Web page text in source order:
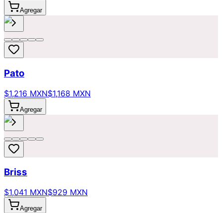
Agregar
Pato
$1,216 MXN$1,168 MXN
Agregar
Briss
$1,041 MXN$929 MXN
Agregar